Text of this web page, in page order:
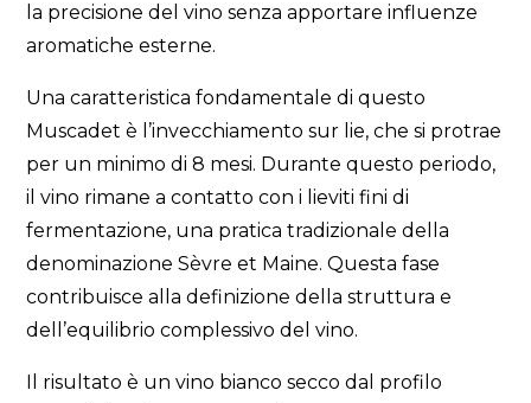
la precisione del vino senza apportare influenze
aromatiche esterne.
Una caratteristica fondamentale di questo
Muscadet è l’invecchiamento sur lie, che si protrae
per un minimo di 8 mesi. Durante questo periodo,
il vino rimane a contatto con i lieviti fini di
fermentazione, una pratica tradizionale della
denominazione Sèvre et Maine. Questa fase
contribuisce alla definizione della struttura e
dell’equilibrio complessivo del vino.
Il risultato è un vino bianco secco dal profilo